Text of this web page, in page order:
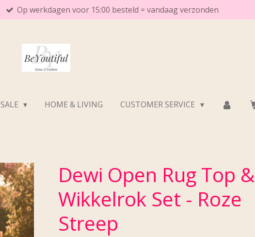
Op werkdagen voor 15:00 besteld = vandaag verzonden
SALE HOME & LIVING CUSTOMER SERVICE
Dewi Open Rug Top &
Wikkelrok Set - Roze
Streep